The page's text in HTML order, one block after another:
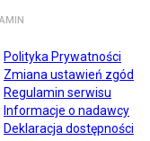
Polityka Prywatności
Zmiana ustawień zgód
Regulamin serwisu
Informacje o nadawcy
Deklaracja dostępności